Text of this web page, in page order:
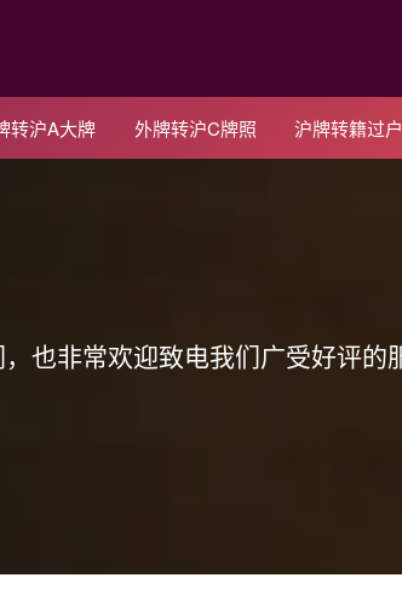
转沪A大牌 外牌转沪C牌照 沪牌转籍过户
也非常欢迎致电我们广受好评的